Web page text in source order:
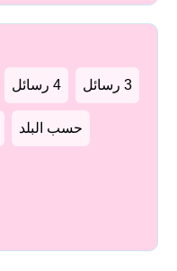
3 رسائل 4 رسائل
حسب البلد